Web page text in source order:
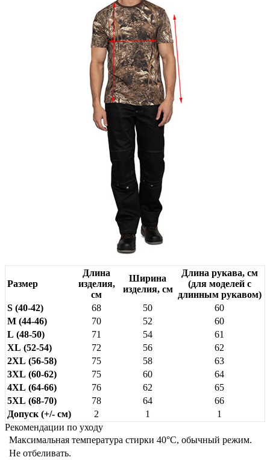
Размер
Длина
изделия,
см
Ширина
изделия, см
Длина рукава, см
(для моделей с
длинным рукавом)
S (40-42)
68 50
60
M (44-46)
70 52
60
L (48-50)
71 54
61
XL (52-54)
72 56
62
2XL (56-58)
75 58
63
3XL (60-62)
75 60
64
4XL (64-66)
76 62
65
5XL (68-70)
78 64
66
Допуск (+/- см)
2 1
1
Рекомендации по уходу
Максимальная температура стирки 40°C, обычный режим.
Не отбеливать.